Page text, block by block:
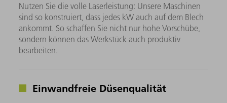
Nutzen Sie die volle Laserleistung: Unsere Maschinen
sind so konstruiert, dass jedes kW auch auf dem Blech
ankommt. So schaffen Sie nicht nur hohe Vorschübe,
sondern können das Werkstück auch produktiv
bearbeiten.
Einwandfreie Düsenqualität